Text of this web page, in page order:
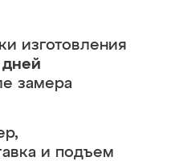
изготовления
дней
замера
и подъем